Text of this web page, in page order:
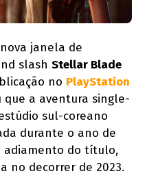
janela de
slashStellar Blade
no PlayStation
que a aventura single-
sul-coreano
durante o ano de
adiamento do título,
no decorrer de 2023.